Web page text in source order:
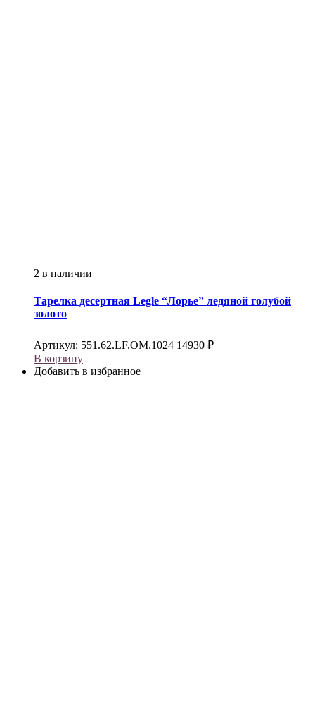
2 в наличии
Тарелка десертная Legle “Лорье” ледяной голубой
золото
Артикул: 551.62.LF.OM.1024 14930 ₽
В корзину
Добавить в избранное